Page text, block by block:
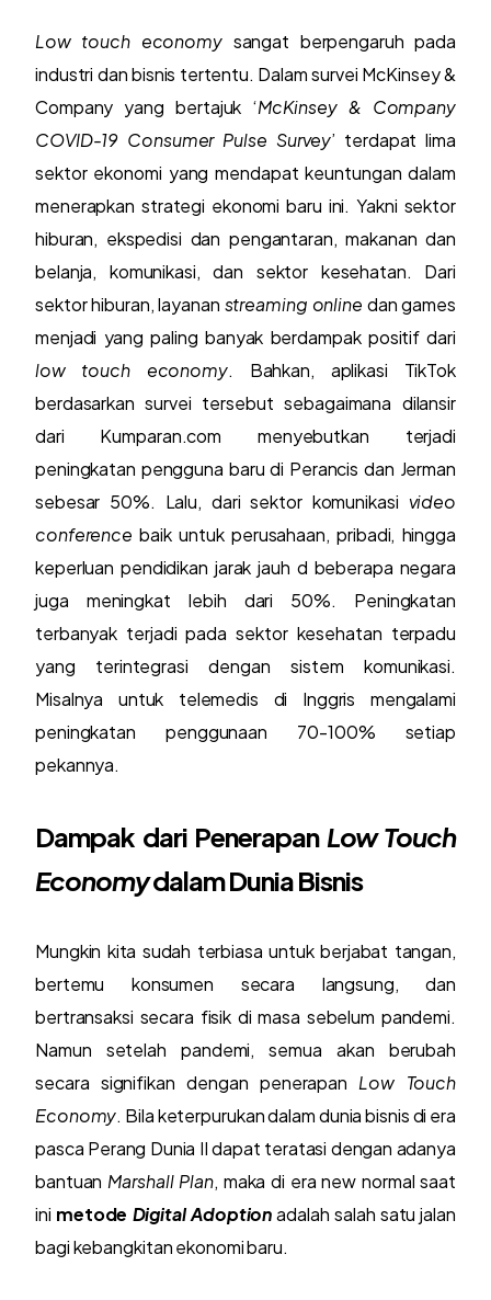
Low touch economysangat berpengaruh pada
industri dan bisnis tertentu. Dalam survei McKinsey &
Company yang bertajuk ‘McKinsey & Company
COVID-19 Consumer Pulse Survey’ terdapat lima
sektor ekonomi yang mendapat keuntungan dalam
menerapkan strategi ekonomi baru ini. Yakni sektor
hiburan, ekspedisi dan pengantaran, makanan dan
belanja, komunikasi, dan sektor kesehatan. Dari
sektor hiburan, layanan streaming online dan games
menjadi yang paling banyak berdampak positif dari
low touch economy. Bahkan, aplikasi TikTok
berdasarkan survei tersebut sebagaimana dilansir
dari Kumparan.com menyebutkan terjadi
peningkatan pengguna baru di Perancis dan Jerman
sebesar 50%. Lalu, dari sektor komunikasi video
conference baik untuk perusahaan, pribadi, hingga
keperluan pendidikan jarak jauh d beberapa negara
juga meningkat lebih dari 50%. Peningkatan
terbanyak terjadi pada sektor kesehatan terpadu
yang terintegrasi dengan sistem komunikasi.
Misalnya untuk telemedis di Inggris mengalami
peningkatan penggunaan 70-100% setiap
pekannya.
Dampak dari Penerapan Low Touch
Economydalam Dunia Bisnis
Mungkin kita sudah terbiasa untuk berjabat tangan,
bertemu konsumen secara langsung, dan
bertransaksi secara fisik di masa sebelum pandemi.
Namun setelah pandemi, semua akan berubah
secara signifikan dengan penerapanLow Touch
Economy. Bila keterpurukan dalam dunia bisnis di era
pasca Perang Dunia II dapat teratasi dengan adanya
bantuanMarshall Plan, maka di era new normal saat
ini metode Digital Adoptionadalah salah satu jalan
bagi kebangkitan ekonomi baru.